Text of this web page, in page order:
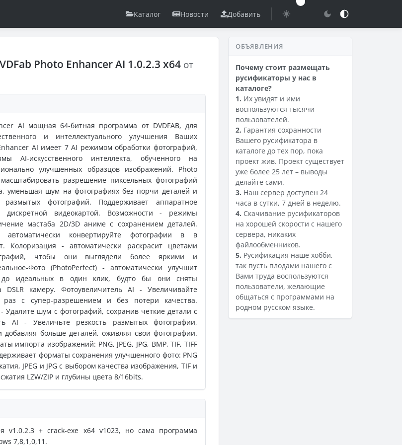
Каталог Новости Добавить
Photo Enhancer AI 1.0.2.3 x64 от
AI мощная 64-битная программа от DVDFAB, для
и интеллектуального улучшения Ваших
AI имеет 7 AI режимом обработки фотографий,
AI-искусственного интеллекта, обученного на
улучшенных образцов изображений. Photo
разрешение пиксельных фотографий
уменьшая шум на фотографиях без порчи деталей и
размытых фотографий. Поддерживает аппаратное
дискретной видеокартой. Возможности - режимы
маcтаба 2D/3D аниме с сохранением деталей.
автоматически конвертируйте фотографии в в
Колоризация - автоматически раскрасит цветами
чтобы они выглядели более яркими и
Фото (PhotoPerfect) - автоматически улучшит
идеальных в один клик, будто бы они сняты
DSLR камеру. Фотоувеличитель AI - Увеличивайте
с супер-разрешением и без потери качества.
Удалите шум с фотографий, сохранив четкие детали с
AI - Увеличьте резкость размытых фотографии,
добавляя больше деталей, оживляя свои фотографии.
импорта изображений: PNG, JPEG, JPG, BMP, TIF, TIFF
форматы сохранения улучшенного фото: PNG
JPEG и JPG c выбором качества изображения, TIF и
LZW/ZIP и глубины цвета 8/16bits.
v1.0.2.3 + crack-exe x64 v1023, но сама программа
7,8,1,0,11.
ОБЪЯВЛЕНИЯ
Почему стоит размещать
русификаторы у нас в
каталоге?
1. Их увидят и ими
воспользуются тысячи
пользователей.
2. Гарантия сохранности
Вашего русификатора в
каталоге до тех пор, пока
проект жив. Проект существует
уже более 25 лет – выводы
делайте сами.
3. Наш сервер доступен 24
часа в сутки, 7 дней в неделю.
4. Скачивание русификаторов
на хорошей скорости с нашего
сервера, никаких
файлообменников.
5. Русификация наше хобби,
так пусть плодами нашего с
Вами труда воспользуются
пользователи, желающие
общаться с программами на
родном русском языке.